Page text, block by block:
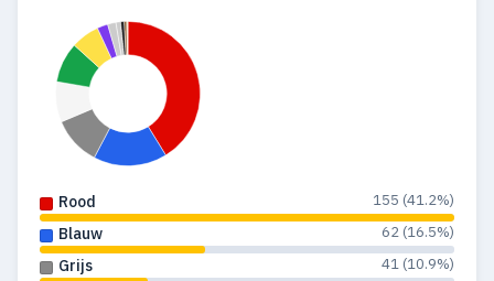
Rood 155 (41.2%)
Blauw 62 (16.5%)
Grijs 41 (10.9%)